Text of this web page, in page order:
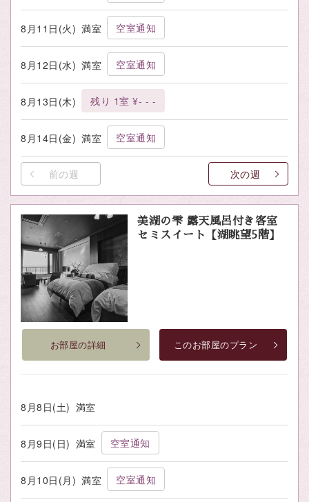
8月11日(火) 満室 空室通知
8月12日(水) 満室 空室通知
8月13日(木) 残り 1室 ¥- - -
8月14日(金) 満室 空室通知
前の週 次の週
美湖の雫 露天風呂付き客室
セミスイート【湖眺望5階】
お部屋の詳細 このお部屋のプラン
8月8日(土) 満室
8月9日(日) 満室 空室通知
8月10日(月) 満室 空室通知